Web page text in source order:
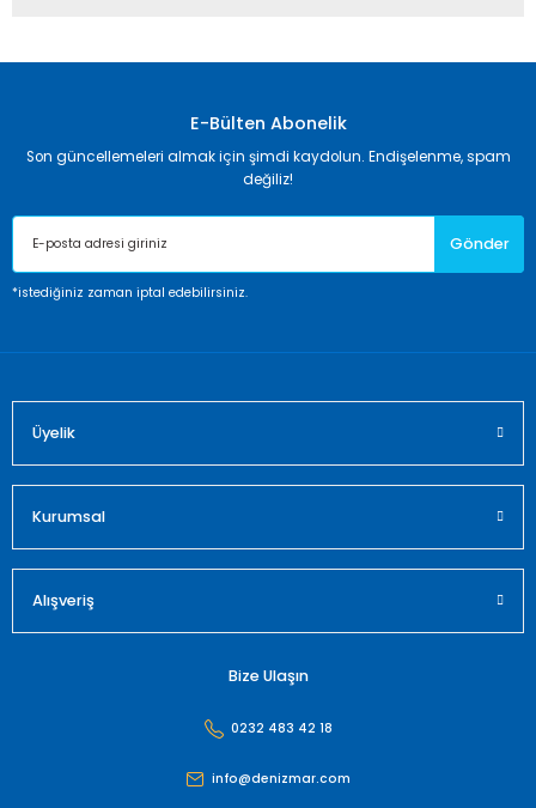
Görüş ve önerileriniz için teşekkür ederiz.
Ürün resmi kalitesiz, bozuk veya görüntülenemiyor.
Ürün açıklamasında eksik bilgiler bulunuyor.
Ürün bilgilerinde hatalar bulunuyor.
E-Bülten Abonelik
Son güncellemeleri almak için şimdi kaydolun. Endişelenme, spam
değiliz!
Gönder
*istediğiniz zaman iptal edebilirsiniz.
Üyelik
Kurumsal
Alışveriş
Bize Ulaşın
0232 483 42 18
info@denizmar.com